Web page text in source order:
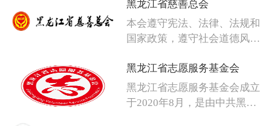
黑龙江省慈善总会
本会遵守宪法、法律、法规和
国家政策，遵守社会道德风
黑龙江省志愿服务基金会
黑龙江省志愿服务基金会成立
于2020年8月，是由中共黑龙